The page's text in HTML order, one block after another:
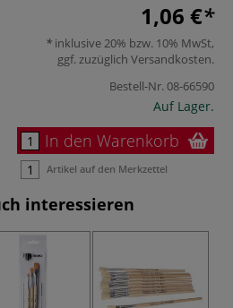
1,06 €
inklusive 20% bzw. 10% MwSt,
ggf. zuzüglich Versandkosten.
Bestell-Nr.08-66590
Auf Lager.
In den Warenkorb
Artikel auf den Merkzettel
interessieren